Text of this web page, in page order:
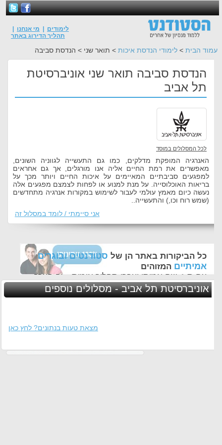
לימודים מי אנחנו
תהליך הדירוג באתר
עמוד הבית > לימודי הנדסת איכות > תואר שני > הנדסת סביבה
הנדסת סביבה תואר שני אוניברסיטת
תל אביב
לכל המסלולים במוסד
האנרגיה המופקת מדלקים, כמו גם התעשייה לגווניה השונים,
מאפשרים את רמת החיים אליה אנו מורגלים, אך גם אחראים
למפגעים סביבתיים המאיימים על איכות החיים ויותר מכך על
בריאות האוכלוסייה. על מנת למנוע או לפחות לצמצם מפגעים אלה
נעשה כיום מאמץ עולמי לעבור לשימוש במקורות אנרגיה מתחדשים
(שמש רוח וכו,) והתעשייה..
אני סיימתי / לומד במסלול זה
כל הביקורות באתר הן של סטודנטים ובוגרים
אמיתיים המזוהים
עם ת.ז, שם אמיתי ועברו תהליך אימות - זה הערך
החשוב לנו ביותר באתר
אוניברסיטת תל אביב - מסלולים נוספים
מצאת טעות בנתונים? לחץ כאן